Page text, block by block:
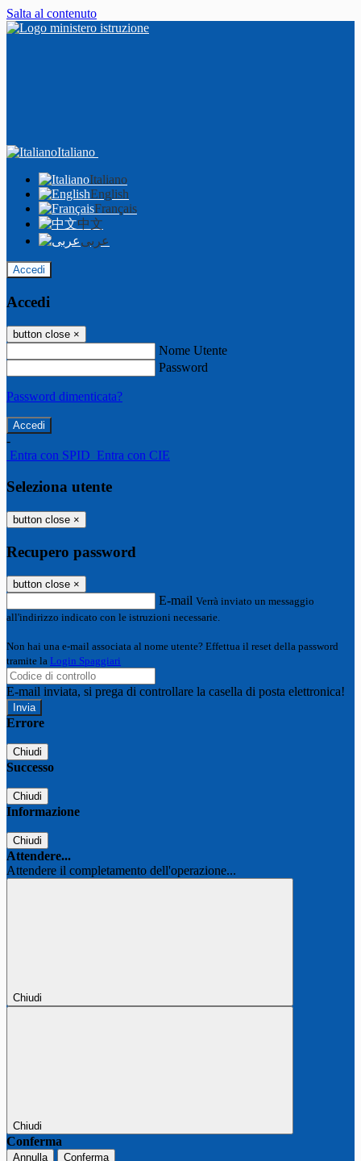
Salta al contenuto
Italiano
Italiano
English
Français
中文
عربى
Accedi
Accedi
button close ×
Nome Utente
Password
Password dimenticata?
-
Entra con SPID Entra con CIE
Seleziona utente
button close ×
Recupero password
button close ×
E-mail Verrà inviato un messaggio
all'indirizzo indicato con le istruzioni necessarie.
Non hai una e-mail associata al nome utente? Effettua il reset della password
tramite la Login Spaggiari
E-mail inviata, si prega di controllare la casella di posta elettronica!
Errore
Chiudi
Successo
Chiudi
Informazione
Chiudi
Attendere...
Attendere il completamento dell'operazione...
Chiudi
Chiudi
Conferma
Annulla Conferma